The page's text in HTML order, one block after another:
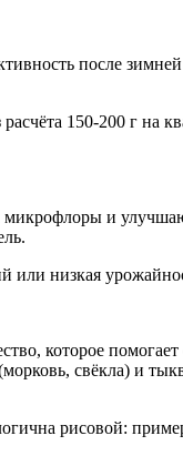
после
150-200 г на
микрофлоры и
или низкая
которое помогает
свёкла) и
рисовой: